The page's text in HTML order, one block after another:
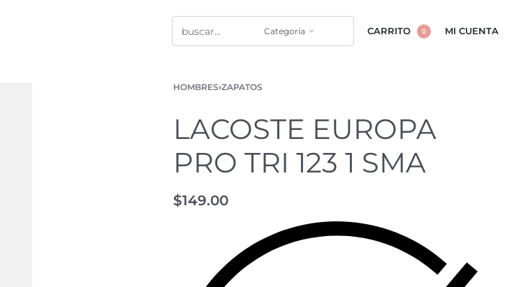
Categoría CARRITO 0 MI CUENTA
HOMBRES›ZAPATOS
LACOSTE EUROPA
PRO TRI 123 1 SMA
$149.00